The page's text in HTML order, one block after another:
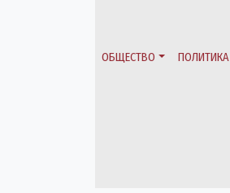
ОБЩЕСТВО ПОЛИТИКА